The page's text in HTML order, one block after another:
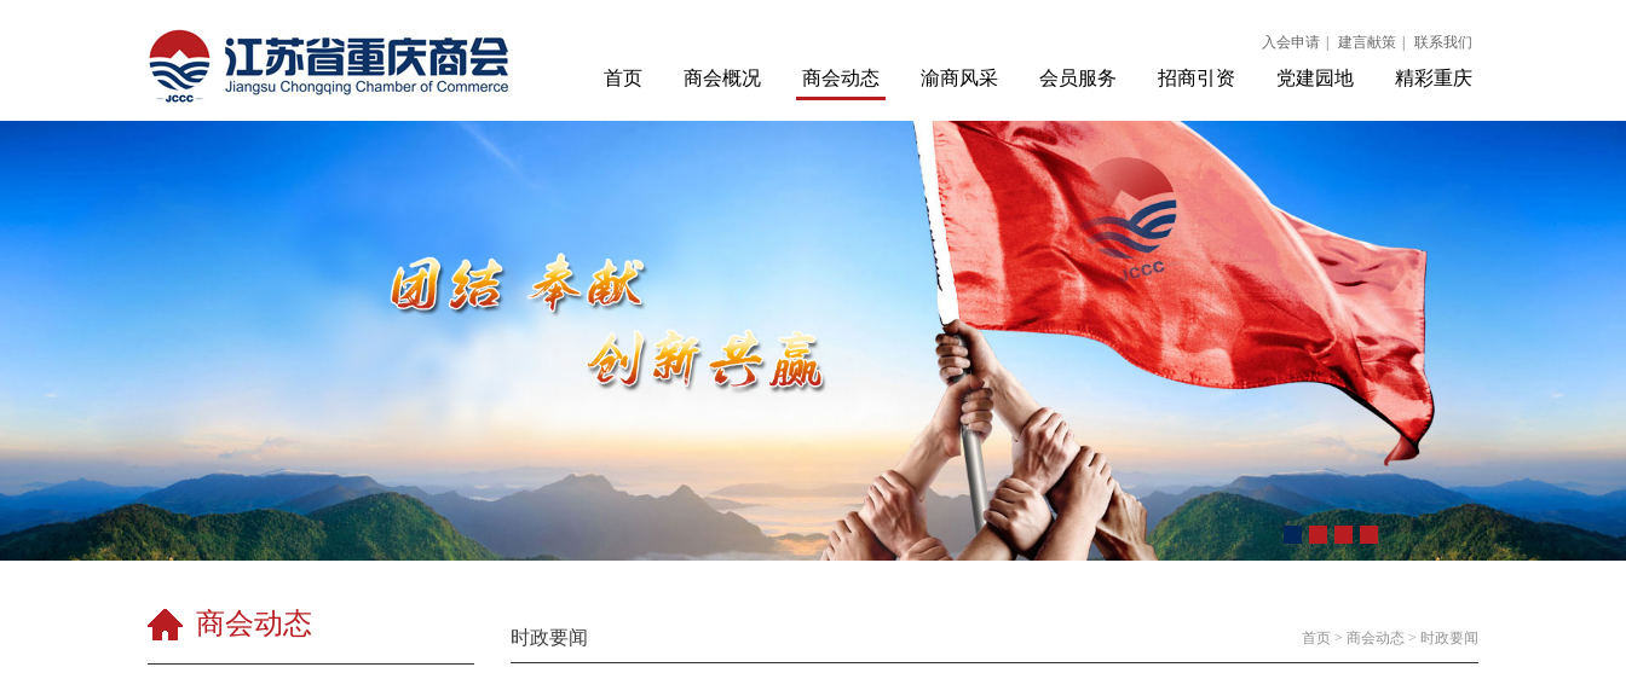
入会申请 建言献策 联系我们
首页 商会概况 商会动态 渝商风采 会员服务 招商引资 党建园地 精彩重庆
商会动态 时政要闻 首页 > 商会动态 > 时政要闻